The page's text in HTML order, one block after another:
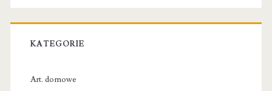
KATEGORIE
Art. domowe